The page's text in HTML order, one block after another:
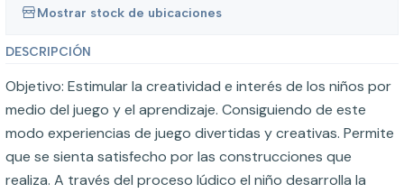
Mostrar stock de ubicaciones
DESCRIPCIÓN
Objetivo: Estimular la creatividad e interés de los niños por
medio del juego y el aprendizaje. Consiguiendo de este
modo experiencias de juego divertidas y creativas. Permite
que se sienta satisfecho por las construcciones que
realiza. A través del proceso lúdico el niño desarrolla la